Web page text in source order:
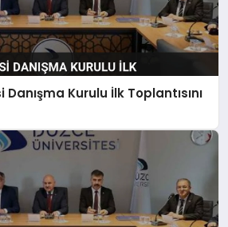
Kurulu İlk Toplantısını